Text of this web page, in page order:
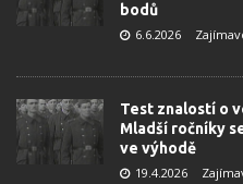
bodů
6.6.2026
Test znalostí o
Mladší ročníky
ve výhodě
19.4.2026